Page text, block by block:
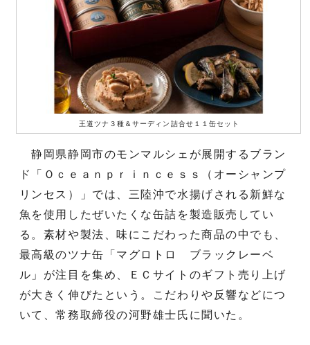
王道ツナ３種＆サーディン詰合せ１１缶セット
静岡県静岡市のモンマルシェが展開するブラン
ド「Ｏｃｅａｎｐｒｉｎｃｅｓｓ（オーシャンプ
リンセス）」では、三陸沖で水揚げされる新鮮な
魚を使用したぜいたくな缶詰を製造販売してい
る。素材や製法、味にこだわった商品の中でも、
最高級のツナ缶「マグロトロ ブラックレーベ
ル」が注目を集め、ＥＣサイトのギフト売り上げ
が大きく伸びたという。こだわりや反響などにつ
いて、常務取締役の河野雄士氏に聞いた。